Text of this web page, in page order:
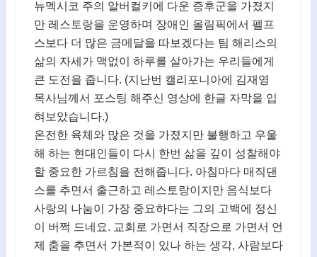
뉴멕시코 주의 알버컬키에 다운 증후군을 가졌지
만 레스토랑을 운영하며 장애인 올림픽에서 펠프
스보다 더 많은 금메달을 따보겠다는 팀 해리스의
삶의 자세가 맥없이 하루를 살아가는 우리들에게
큰 도전을 줍니다. (지난번 캘리포니아에 김재영
목사님께서 포스팅 해주신 영상에 한글 자막을 입
혀보았습니다.)
온전한 육체와 많은 것을 가졌지만 불행하고 우울
해 하는 현대인들이 다시 한번 삶을 깊이 성찰해야
할 중요한 가르침을 전해줍니다. 아침마다 매직댄
스를 추면서 출근하고 레스토랑이지만 음식보다
사랑의 나눔이 가장 중요하다는 그의 고백에 정신
이 버쩍 드네요. 교회로 가면서 직장으로 가면서 언
제 춤을 추면서 가본적이 있나 하는 생각, 사람보다